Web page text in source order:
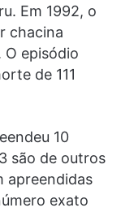
Em 1992, o
chacina
O episódio
de 111
10
são de outros
apreendidas
exato